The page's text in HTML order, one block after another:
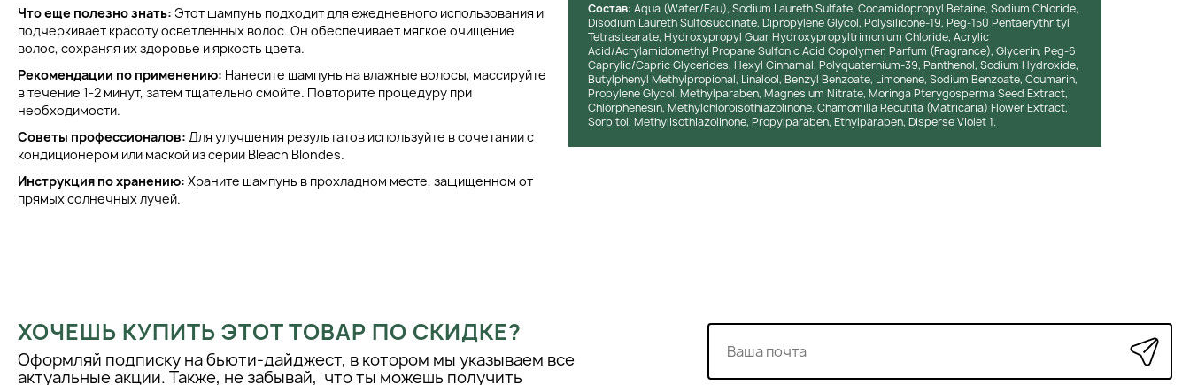
Что еще полезно знать: Этот шампунь подходит для ежедневного использования и
подчеркивает красоту осветленных волос. Он обеспечивает мягкое очищение
волос, сохраняя их здоровье и яркость цвета.
Рекомендации по применению: Нанесите шампунь на влажные волосы, массируйте
в течение 1-2 минут, затем тщательно смойте. Повторите процедуру при
необходимости.
Советы профессионалов: Для улучшения результатов используйте в сочетании с
кондиционером или маской из серии Bleach Blondes.
Инструкция по хранению: Храните шампунь в прохладном месте, защищенном от
прямых солнечных лучей.
Состав: Aqua (Water/Eau), Sodium Laureth Sulfate, Cocamidopropyl Betaine, Sodium Chloride,
Disodium Laureth Sulfosuccinate, Dipropylene Glycol, Polysilicone-19, Peg-150 Pentaerythrityl
Tetrastearate, Hydroxypropyl Guar Hydroxypropyltrimonium Chloride, Acrylic
Acid/Acrylamidomethyl Propane Sulfonic Acid Copolymer, Parfum (Fragrance), Glycerin, Peg-6
Caprylic/Capric Glycerides, Hexyl Cinnamal, Polyquaternium-39, Panthenol, Sodium Hydroxide,
Butylphenyl Methylpropional, Linalool, Benzyl Benzoate, Limonene, Sodium Benzoate, Coumarin,
Propylene Glycol, Methylparaben, Magnesium Nitrate, Moringa Pterygosperma Seed Extract,
Chlorphenesin, Methylchloroisothiazolinone, Chamomilla Recutita (Matricaria) Flower Extract,
Sorbitol, Methylisothiazolinone, Propylparaben, Ethylparaben, Disperse Violet 1.
ХОЧЕШЬ КУПИТЬ ЭТОТ ТОВАР ПО СКИДКЕ?
Оформляй подписку на бьюти-дайджест, в котором мы указываем все
актуальные акции. Также, не забывай, что ты можешь получить